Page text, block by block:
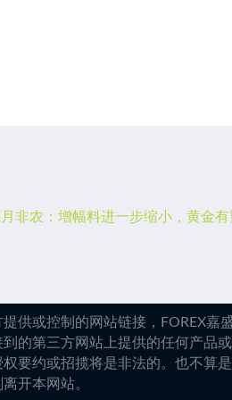
非农：增幅料进一步缩小，黄金
供或控制的网站链接，FOREX
的第三方网站上提供的任何产品
要约或招揽将是非法的。也不算
开本网站。